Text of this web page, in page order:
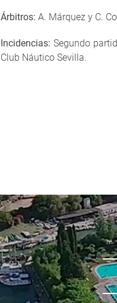
Árbitros: A. Márquez y C.
Incidencias: Segundo
Club Náutico Sevilla.